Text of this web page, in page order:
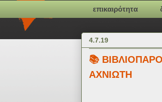
επικαιρότητα
4.7.19
📚
ΑΧΝΙΩΤΗ